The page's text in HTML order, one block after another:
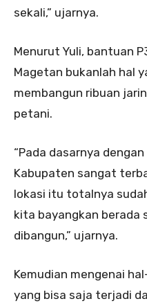
sekali,” ujarnya.
Menurut Yuli, bantuan
Magetan bukanlah hal
membangun ribuan
petani.
“Pada dasarnya
Kabupaten sangat
lokasi itu totalnya
kita bayangkan berada
dibangun,” ujarnya.
Kemudian mengenai
yang bisa saja terjadi